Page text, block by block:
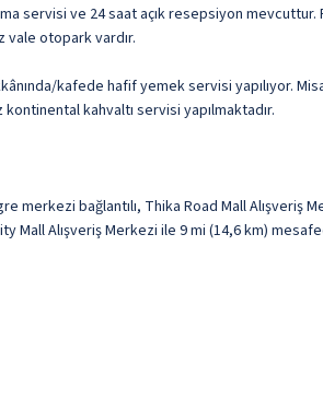
servisi ve 24 saat açık resepsiyon
vale otopark vardır.
kafede hafif yemek servisi
kahvaltı servisi yapılmaktadır.
bağlantılı, Thika Road Mall
Mall Alışveriş Merkezi ile 9 mi (14,6 km)